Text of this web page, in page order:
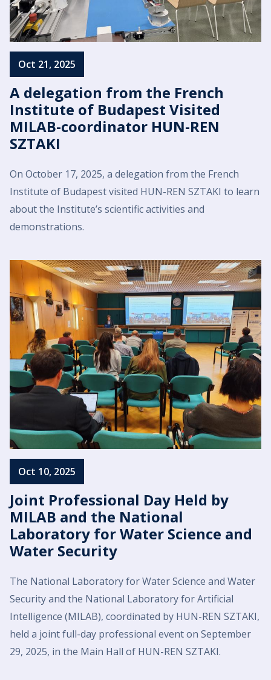
Oct 21, 2025
A delegation from the French
Institute of Budapest Visited
MILAB-coordinator HUN-REN
SZTAKI
On October 17, 2025, a delegation from the French
Institute of Budapest visited HUN-REN SZTAKI to learn
about the Institute’s scientific activities and
demonstrations.
Oct 10, 2025
Joint Professional Day Held by
MILAB and the National
Laboratory for Water Science and
Water Security
The National Laboratory for Water Science and Water
Security and the National Laboratory for Artificial
Intelligence (MILAB), coordinated by HUN-REN SZTAKI,
held a joint full-day professional event on September
29, 2025, in the Main Hall of HUN-REN SZTAKI.